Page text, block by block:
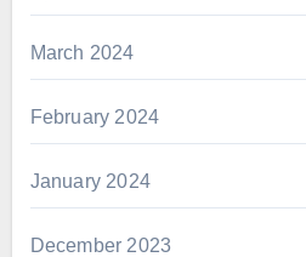
March 2024
February 2024
January 2024
December 2023